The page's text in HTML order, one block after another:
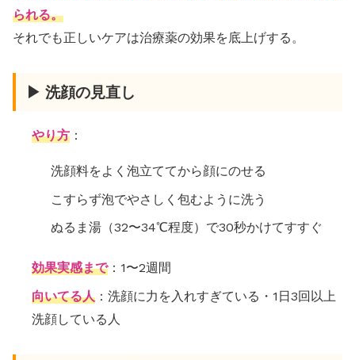
られる。
それでも正しいケアは治療薬の効果を底上げする。
▶ 洗顔の見直し
やり方 ：
洗顔料をよく泡立ててから顔にのせる
こすらず泡でやさしく包むように洗う
ぬるま湯（32〜34℃程度）で30秒かけてすすぐ
効果実感まで：1〜2週間
向いてる人 ：洗顔に力を入れすぎている・1日3回以上
洗顔している人